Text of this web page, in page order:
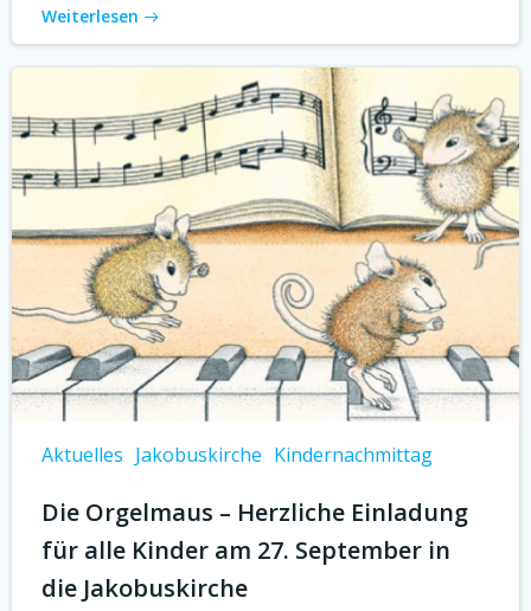
Weiterlesen
Aktuelles Jakobuskirche Kindernachmittag
Die Orgelmaus – Herzliche Einladung
für alle Kinder am 27. September in
die Jakobuskirche